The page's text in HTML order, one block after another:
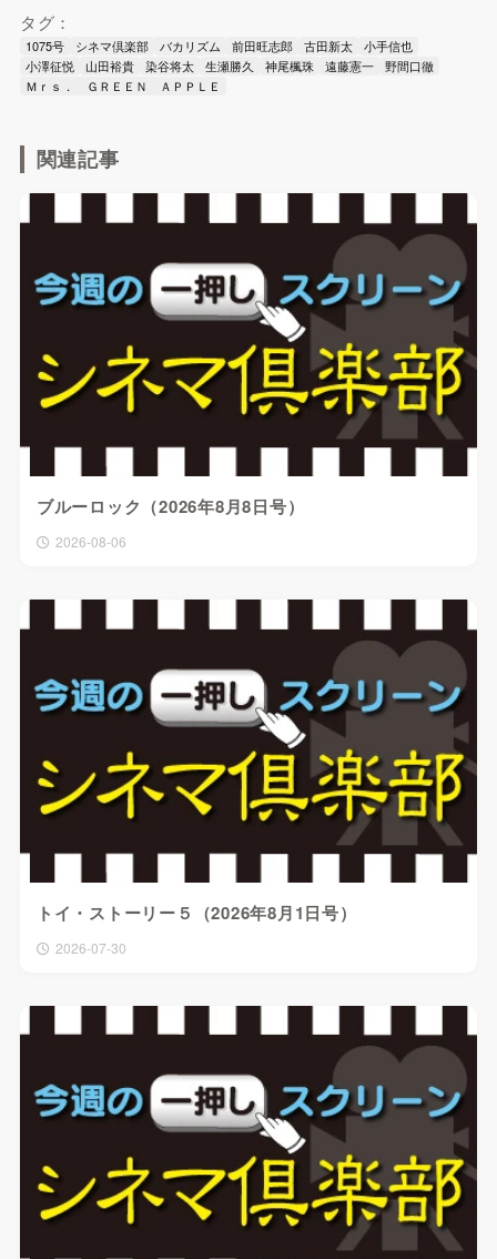
タグ：
1075号 シネマ倶楽部 バカリズム 前田旺志郎 古田新太
小手信也
小澤征悦
山田裕貴 染谷将太 生瀬勝久 神尾楓珠 遠藤憲一
野間口徹
Ｍｒｓ． ＧＲＥＥＮ ＡＰＰＬＥ
関連記事
ブルーロック（2026年8月8日号）
2026-08-06
トイ・ストーリー５（2026年8月1日号）
2026-07-30